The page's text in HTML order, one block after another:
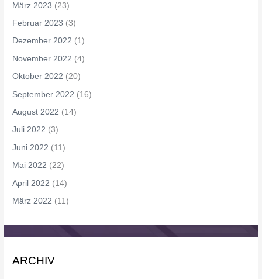
März 2023 (23)
Februar 2023 (3)
Dezember 2022 (1)
November 2022 (4)
Oktober 2022 (20)
September 2022 (16)
August 2022 (14)
Juli 2022 (3)
Juni 2022 (11)
Mai 2022 (22)
April 2022 (14)
März 2022 (11)
ARCHIV